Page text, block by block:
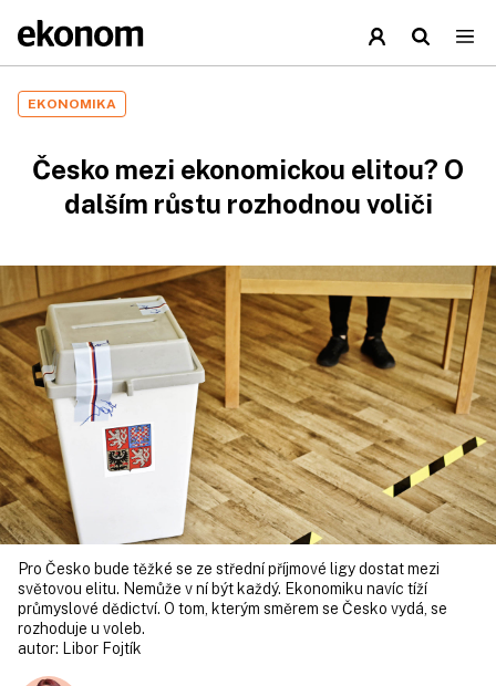
EKONOMIKA
Česko mezi ekonomickou elitou? O
dalším růstu rozhodnou voliči
Pro Česko bude těžké se ze střední příjmové ligy dostat mezi
světovou elitu. Nemůže v ní být každý. Ekonomiku navíc tíží
průmyslové dědictví. O tom, kterým směrem se Česko vydá, se
rozhoduje u voleb.
autor:
Libor Fojtík